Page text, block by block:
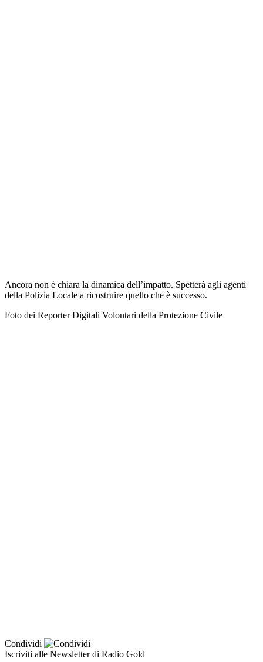
Ancora non è chiara la dinamica dell’impatto. Spetterà agli agenti
della Polizia Locale a ricostruire quello che è successo.
Foto dei Reporter Digitali Volontari della Protezione Civile
Condividi
Iscriviti alle Newsletter di Radio Gold